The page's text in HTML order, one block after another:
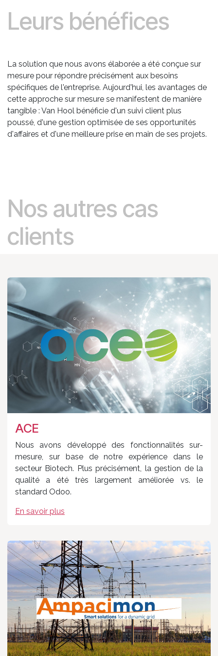
Leurs bénéfices
La solution que nous avons élaborée a été conçue sur
mesure pour répondre précisément aux besoins
spécifiques de l'entreprise. Aujourd'hui, les avantages de
cette approche sur mesure se manifestent de manière
tangible : Van Hool bénéficie d'un suivi client plus
poussé, d'une gestion optimisée de ses opportunités
d'affaires et d'une meilleure prise en main de ses projets.
Nos autres cas
clients
ACE
Nous avons développé des fonctionnalités sur-
mesure, sur base de notre expérience dans le
secteur Biotech. Plus précisément, la gestion de la
qualité a été très largement améliorée vs. le
standard Odoo.
En savoir plus